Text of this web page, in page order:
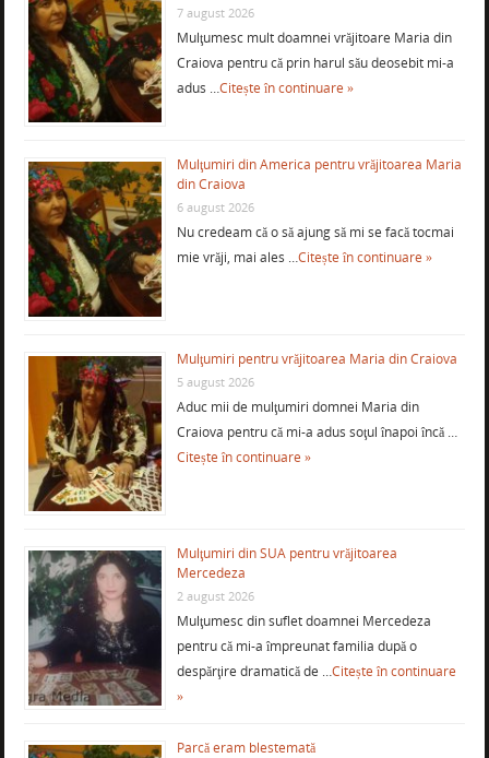
7 august 2026
Mulţumesc mult doamnei vrăjitoare Maria din
Craiova pentru că prin harul său deosebit mi-a
adus …Citește în continuare »
Mulţumiri din America pentru vrăjitoarea Maria
din Craiova
6 august 2026
Nu credeam că o să ajung să mi se facă tocmai
mie vrăji, mai ales …Citește în continuare »
Mulţumiri pentru vrăjitoarea Maria din Craiova
5 august 2026
Aduc mii de mulţumiri domnei Maria din
Craiova pentru că mi-a adus soţul înapoi încă …
Citește în continuare »
Mulţumiri din SUA pentru vrăjitoarea
Mercedeza
2 august 2026
Mulţumesc din suflet doamnei Mercedeza
pentru că mi-a împreunat familia după o
despărţire dramatică de …Citește în continuare
»
Parcă eram blestemată